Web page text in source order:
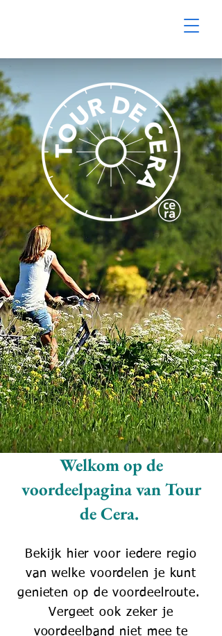
Welkom op de
voordeelpagina van Tour
de Cera.
Bekijk hier voor iedere regio
van welke voordelen je kunt
genieten op de voordeelroute.
Vergeet ook zekerje
voordeelband niet mee te